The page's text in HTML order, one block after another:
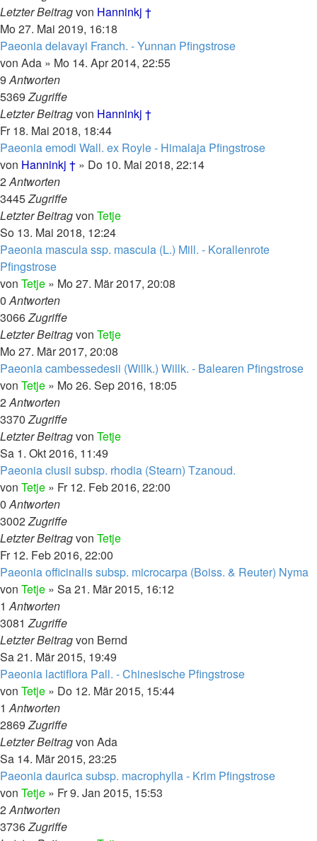
Letzter Beitragvon Hanninkj †
Mo 27. Mai 2019, 16:18
Paeonia delavayi Franch. - Yunnan Pfingstrose
von Ada » Mo 14. Apr 2014, 22:55
9Antworten
5369Zugriffe
Letzter Beitragvon Hanninkj †
Fr 18. Mai 2018, 18:44
Paeonia emodi Wall. ex Royle - Himalaja Pfingstrose
von Hanninkj † » Do 10. Mai 2018, 22:14
2Antworten
3445Zugriffe
Letzter Beitragvon Tetje
So 13. Mai 2018, 12:24
Paeonia mascula ssp. mascula (L.) Mill. - Korallenrote
Pfingstrose
von Tetje » Mo 27. Mär 2017, 20:08
0Antworten
3066Zugriffe
Letzter Beitragvon Tetje
Mo 27. Mär 2017, 20:08
Paeonia cambessedesii (Willk.) Willk. - Balearen Pfingstrose
von Tetje » Mo 26. Sep 2016, 18:05
2Antworten
3370Zugriffe
Letzter Beitragvon Tetje
Sa 1. Okt 2016, 11:49
Paeonia clusii subsp. rhodia (Stearn) Tzanoud.
von Tetje » Fr 12. Feb 2016, 22:00
0Antworten
3002Zugriffe
Letzter Beitragvon Tetje
Fr 12. Feb 2016, 22:00
Paeonia officinalis subsp. microcarpa (Boiss. & Reuter) Nyma
von Tetje » Sa 21. Mär 2015, 16:12
1Antworten
3081Zugriffe
Letzter Beitragvon Bernd
Sa 21. Mär 2015, 19:49
Paeonia lactiflora Pall. - Chinesische Pfingstrose
von Tetje » Do 12. Mär 2015, 15:44
1Antworten
2869Zugriffe
Letzter Beitragvon Ada
Sa 14. Mär 2015, 23:25
Paeonia daurica subsp. macrophylla - Krim Pfingstrose
von Tetje » Fr 9. Jan 2015, 15:53
2Antworten
3736Zugriffe